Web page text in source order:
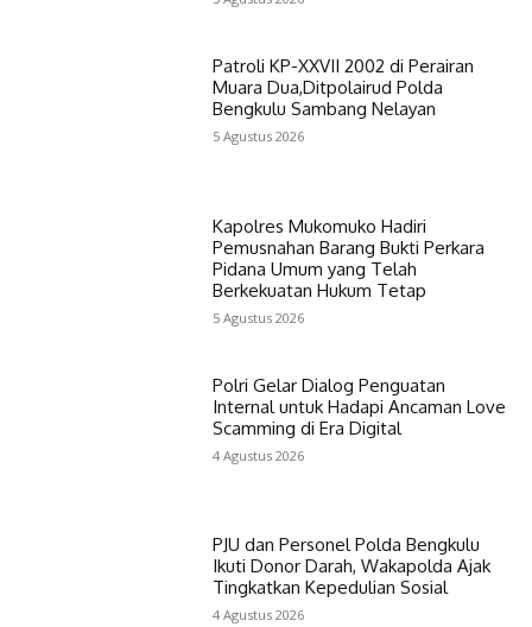
Patroli KP-XXVII 2002 di Perairan
Muara Dua,Ditpolairud Polda
Bengkulu Sambang Nelayan
5 Agustus 2026
Kapolres Mukomuko Hadiri
Pemusnahan Barang Bukti Perkara
Pidana Umum yang Telah
Berkekuatan Hukum Tetap
5 Agustus 2026
Polri Gelar Dialog Penguatan
Internal untuk Hadapi Ancaman Love
Scamming di Era Digital
4 Agustus 2026
PJU dan Personel Polda Bengkulu
Ikuti Donor Darah, Wakapolda Ajak
Tingkatkan Kepedulian Sosial
4 Agustus 2026